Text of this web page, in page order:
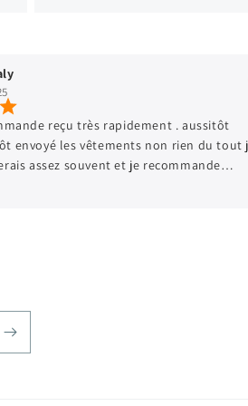
passées chez Kamélioo et
fois je suis tres satisfaite et mon Loulou
de qualité, et les prix sont très